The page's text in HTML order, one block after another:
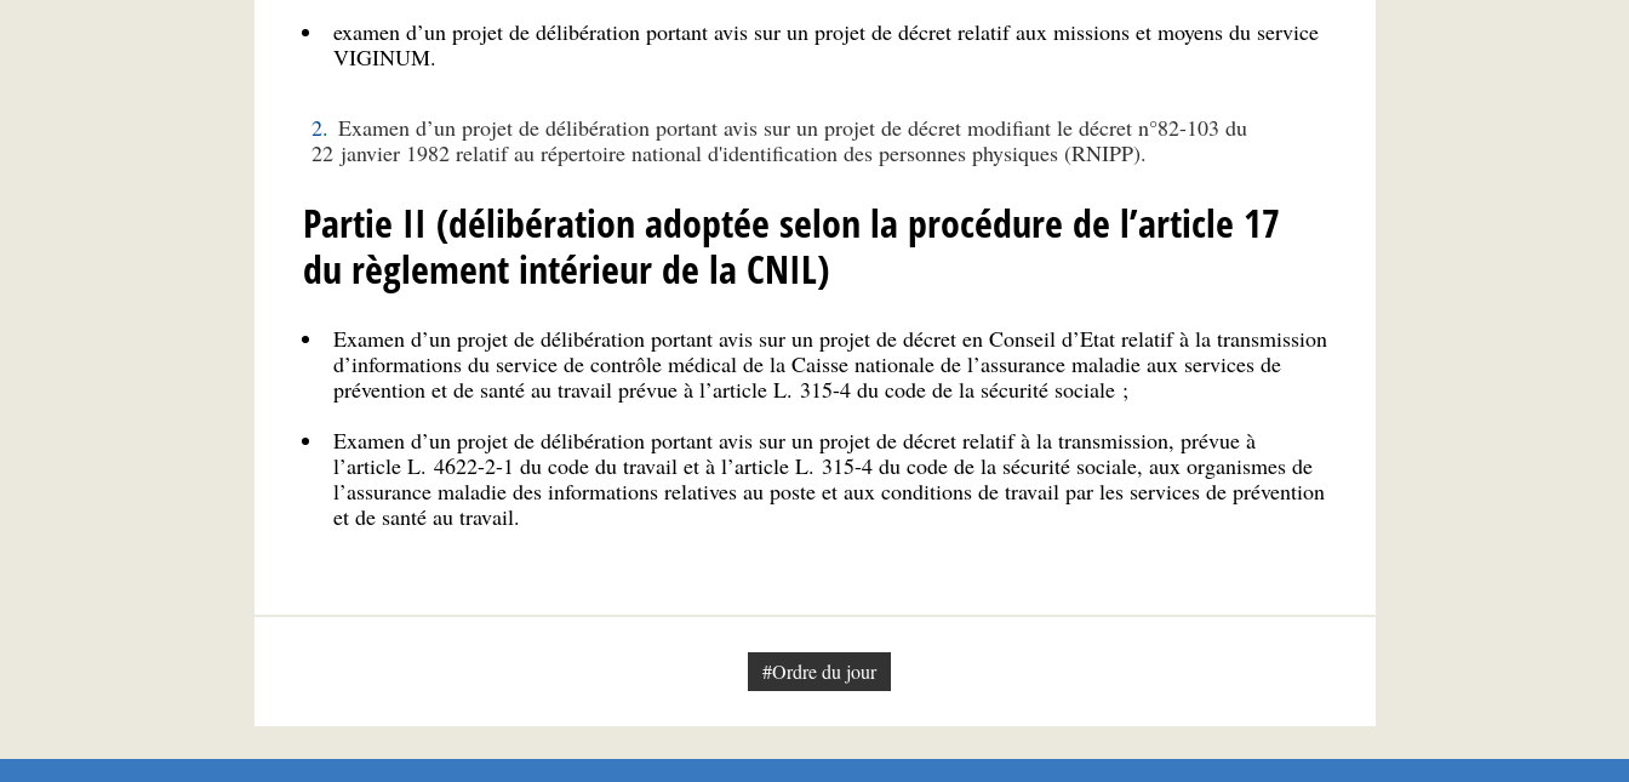
examen d’un projet de délibération portant avis sur un projet de décret relatif aux missions et moyens du service
VIGINUM.
Examen d’un projet de délibération portant avis sur un projet de décret modifiant le décret n°82-103 du
22 janvier 1982 relatif au répertoire national d'identification des personnes physiques (RNIPP).
Partie II (délibération adoptée selon la procédure de l’article 17
du règlement intérieur de la CNIL)
Examen d’un projet de délibération portant avis sur un projet de décret en Conseil d’Etat relatif à la transmission
d’informations du service de contrôle médical de la Caisse nationale de l’assurance maladie aux services de
prévention et de santé au travail prévue à l’article L. 315-4 du code de la sécurité sociale ;
Examen d’un projet de délibération portant avis sur un projet de décret relatif à la transmission, prévue à
l’article L. 4622-2-1 du code du travail et à l’article L. 315-4 du code de la sécurité sociale, aux organismes de
l’assurance maladie des informations relatives au poste et aux conditions de travail par les services de prévention
et de santé au travail.
#Ordre du jour